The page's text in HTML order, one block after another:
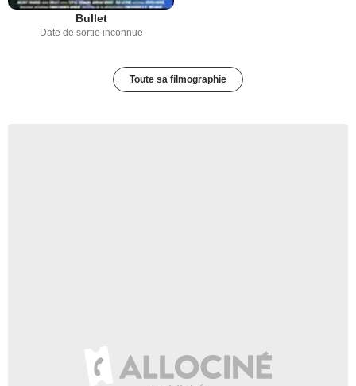
Bullet
Date de sortie inconnue
Toute sa filmographie